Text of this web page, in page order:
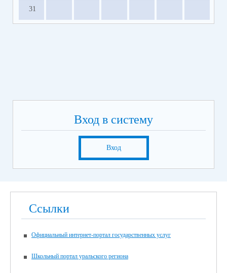
31
Вход в систему
Вход
Ссылки
Официальный интернет-портал государственных услуг
Школьный портал уральского региона